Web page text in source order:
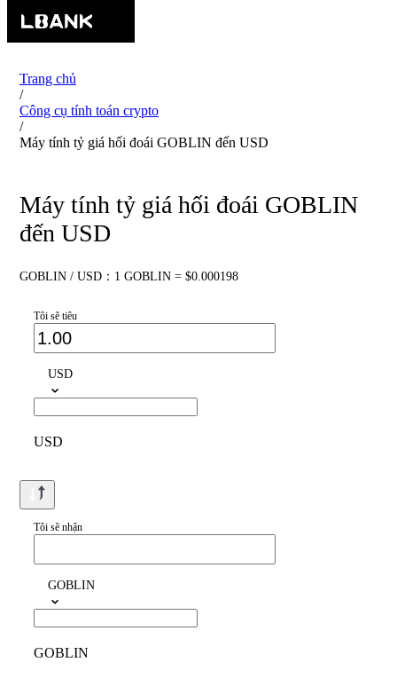
Trang chủ
/
Công cụ tính toán crypto
/
Máy tính tỷ giá hối đoái GOBLIN đến USD
Máy tính tỷ giá hối đoái GOBLIN
đến USD
GOBLIN / USD：1 GOBLIN = $0.000198
Tôi sẽ tiêu
USD
USD
Tôi sẽ nhận
GOBLIN
GOBLIN